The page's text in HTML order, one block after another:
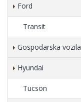
Ford
Transit
Gospodarska vozila
Hyundai
Tucson